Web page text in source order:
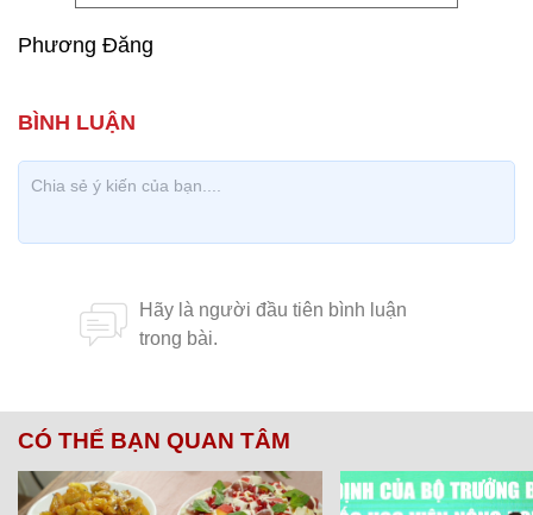
Phương Đăng
CÓ THỂ BẠN QUAN TÂM